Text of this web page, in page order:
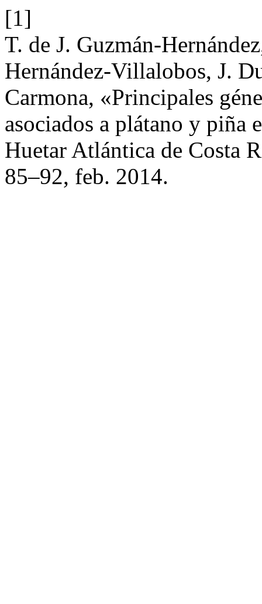
[1]
T. de J. Guzmán-
Hernández-Villalobos, J.
Carmona, «Principales
asociados a plátano y piña
Huetar Atlántica de Costa
85–92, feb. 2014.